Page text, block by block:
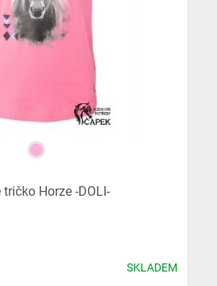
tričko Horze -DOLI-
SKLADEM